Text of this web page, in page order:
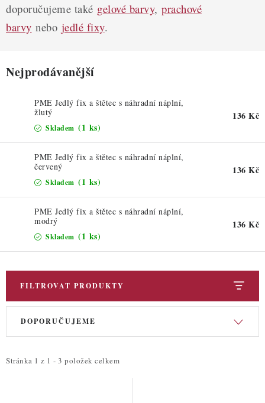
ZDRAVÉ PEČENÍ
PROFI BALENÍ
NOVÉ ZBOŽÍ
ZNAČKY
Nepřevzetí zásilky na dobírku
Obchodní podmínky
Hodnocení obchodu
Blog
Podmínky ochrany osobních údajů
doporučujeme také gelové barvy, prachové
barvy nebo jedlé fixy.
Nejprodávanější
PME Jedlý fix a štětec s náhradní náplní,
žlutý
Skladem (1 ks)
136 Kč
PME Jedlý fix a štětec s náhradní náplní,
červený
Skladem (1 ks)
136 Kč
PME Jedlý fix a štětec s náhradní náplní,
modrý
Skladem (1 ks)
136 Kč
FILTROVAT PRODUKTY
V
i
Stránka 1 z 1 - 3 položek celkem
Ř
e
DOPORUČUJEME